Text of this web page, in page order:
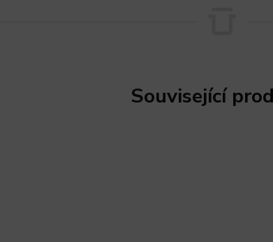
Související